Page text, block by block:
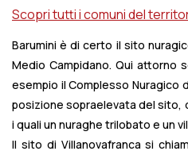
Gergei,Gesturi,Ghilarza,
Pabillonis, Palmas Arborea,
Sardara,Sedilo, Seneghe,
Ussaramanna,VillaVerde,
Scopri tutti i comuni del
Barumini è di certo il sito
Medio Campidano. Qui attorno
esempio il Complesso Nuragico
posizione sopraelevata del sito,
i quali un nuraghe trilobato e un
Il sito di Villanovafranca si